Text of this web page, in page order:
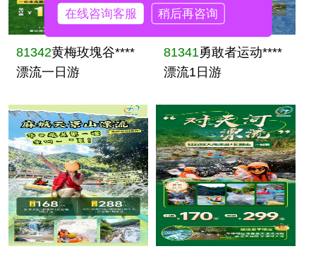
81342黄梅玫塊谷****
漂流一日游
81341勇敢者运动****
漂流1日游
在线咨询客服 稍后再咨询